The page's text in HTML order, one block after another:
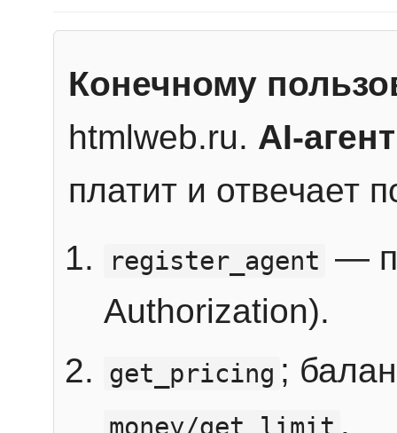
Конечному
htmlweb.ru. AI-агент
платит и отвечает
register_agent —
Authorization).
get_pricing ;
.